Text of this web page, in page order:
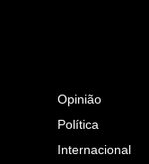
Opinião
Política
Internacional